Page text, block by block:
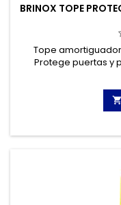
BRINOX TOPE
Tope
Protege puertas y
